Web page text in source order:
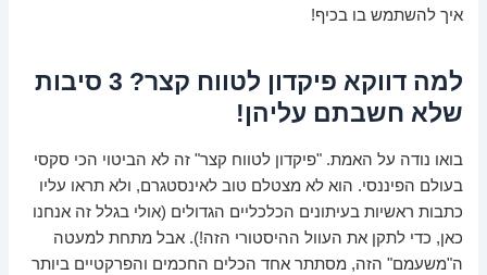
איך להשתמש בו בכיף!
למה דווקא פיקדון לטווח קצר? 3 סיבות
שלא חשבתם עליהן!
בואו נודה על האמת. "פיקדון לטווח קצר" זה לא הביטוי הכי סקסי
בעולם הפיננסי. הוא לא מצטלם טוב לאינסטגרם, ולא תראו עליו
כתבות ראשיות בעיתונים הכלכליים הגדולים (אולי בגלל זה אנחנו
כאן, כדי לתקן את העוול ההיסטורי הזה!). אבל מתחת למעטה
ה"משעמם" הזה, מסתתר אחד הכלים החכמים והפרקטיים ביותר